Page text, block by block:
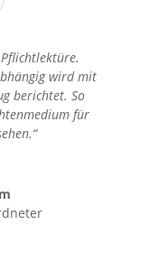
wird mit
berichtet. So
für